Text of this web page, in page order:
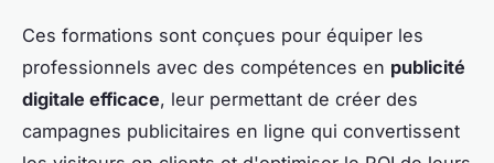
Ces formations sont conçues pour équiper les
professionnels avec des compétences en publicité
digitale efficace, leur permettant de créer des
campagnes publicitaires en ligne qui convertissent